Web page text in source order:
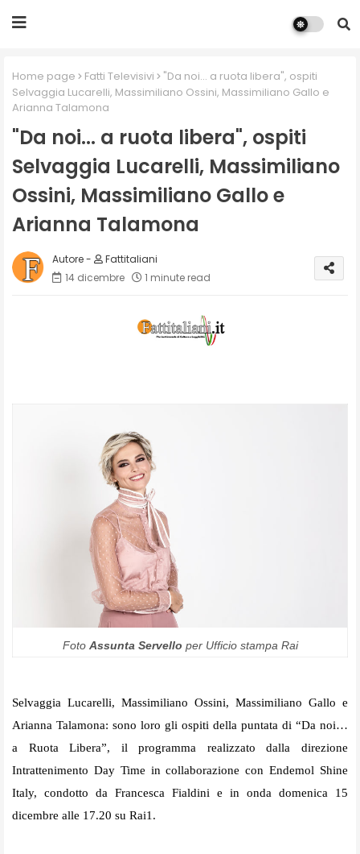
Home page Fatti Televisivi
"Da noi... a ruota libera", ospiti
Selvaggia Lucarelli, Massimiliano Ossini, Massimiliano Gallo e
Arianna Talamona
"Da noi... a ruota libera", ospiti
Selvaggia Lucarelli, Massimiliano
Ossini, Massimiliano Gallo e
Arianna Talamona
Fattitaliani
14 dicembre
1 minute read
Foto Assunta Servello per Ufficio stampa Rai
Selvaggia Lucarelli, Massimiliano Ossini, Massimiliano Gallo e
Arianna Talamona: sono loro gli ospiti della puntata di “Da noi…
a Ruota Libera”, il programma realizzato dalla direzione
Intrattenimento Day Time in collaborazione con Endemol Shine
Italy, condotto da Francesca Fialdini e in onda domenica 15
dicembre alle 17.20 su Rai1.